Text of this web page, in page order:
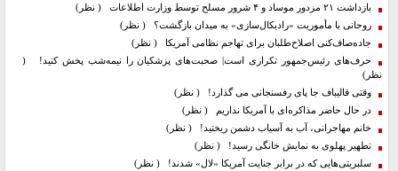
بازداشت ۲۱ مزدور موساد و ۴ شرور مسلح توسط وزارت اطلاعات
( نظر)
روحانی با مأموریت «رادیکال‌سازی» به میدان بازگشت؟ ( نظر)
جاده‌صاف‌کنی اصلاح‌طلبان برای تهاجم نظامی آمریکا
( نظر)
حرف‌های رئیس‌جمهور تکراری است| صحبت‌های پزشکیان را نیمه‌شب پخش کنید!
(
نظر)
وقتی قالیباف جا پای رفسنجانی می گذارد! ( نظر)
در حال حاضر مذاکره‌ای با آمریکا نداریم
( نظر)
خانم مهاجرانی، آب به آسیاب دشمن ریختید! ( نظر)
تطهیر پهلوی به نمایش خانگی رسید! ( نظر)
سلبریتی‌هایی که در برابر جنایت آمریکا «لال» شدند! ( نظر)